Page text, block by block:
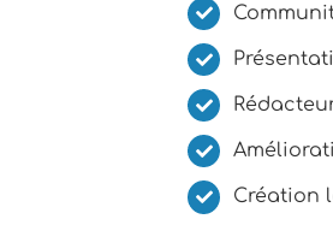
Création